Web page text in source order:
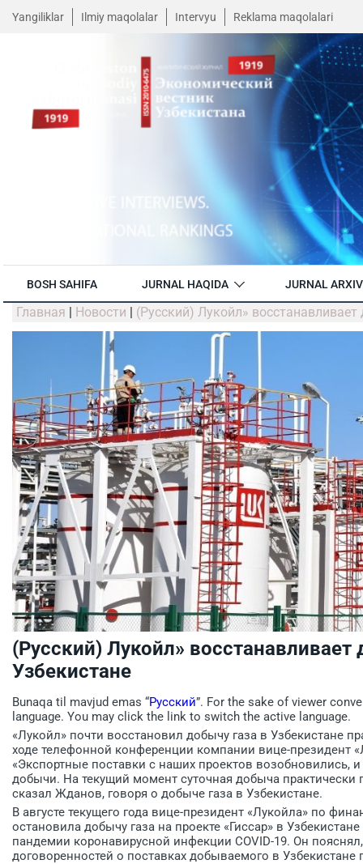
Yangiliklar Ilmiy maqolalar Intervyu Reklama maqolalari
BOSH SAHIFA JURNAL HAQIDA JURNAL
Главная | Новости | (Русский) Лукойл»
(Русский) Лукойл» восстанавливает
Узбекистане
Bunaqa til mavjud emas “Русский”. For the sake of viewer
language. You may click the link to switch the active language.
«Лукойл» почти восстановил добычу газа в Узбекистане
ходе телефонной конференции компании вице-
«Экспортные поставки с наших проектов возобновились,
добычи. На текущий момент суточная добыча
сказал Жданов, говоря о добыче газа в Узбекистане.
В августе текущего года вице-президент «Лукойла» по
остановила добычу газа на проекте «Гиссар» в
пандемии коронавирусной инфекции COVID-19. Он
договоренностей о поставках добываемого в Узбекистане